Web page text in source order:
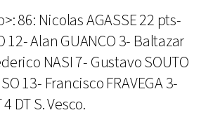
86: Nicolas AGASSE 22 pts-
12- Alan GUANCO 3- Baltazar
NASI 7- Gustavo SOUTO
13- Francisco FRAVEGA 3-
DT S. Vesco.